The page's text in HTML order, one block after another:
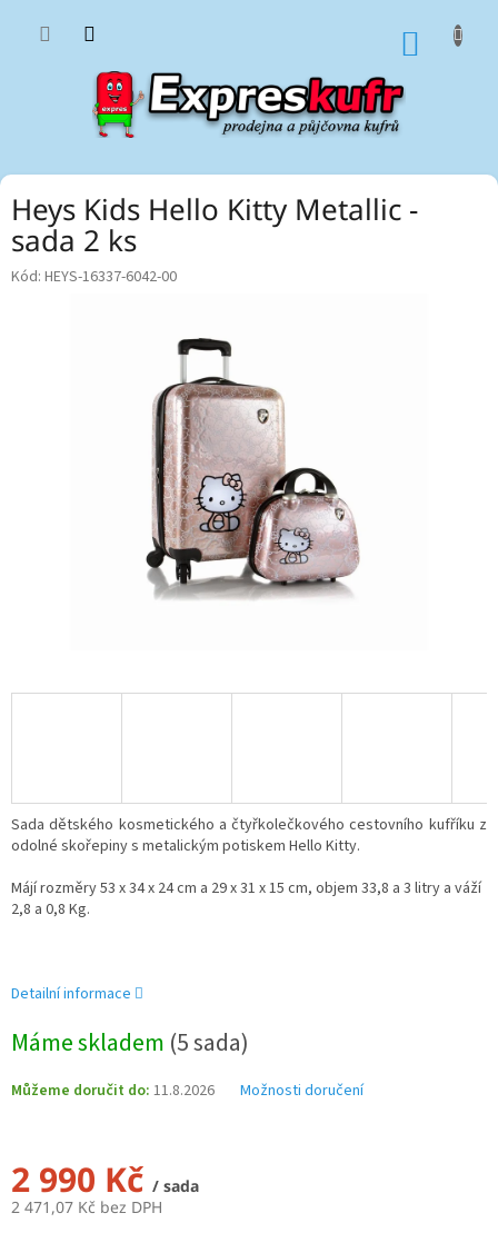
Heys Kids Hello Kitty Metallic -
sada 2 ks
Kód: HEYS-16337-6042-00
2 990 Kč / sada
2 471,07 Kč bez DPH
Máme skladem (5 sada)
Můžeme doručit do: 11.8.2026 Možnosti doručení
Sada dětského kosmetického a čtyřkolečkového cestovního kufříku z
odolné skořepiny s metalickým potiskem Hello Kitty.
Májí rozměry53 x 34 x 24 cm a 29 x 31 x 15 cm, objem 33,8 a 3 litry a váží
2,8 a 0,8 Kg.
Detailní informace